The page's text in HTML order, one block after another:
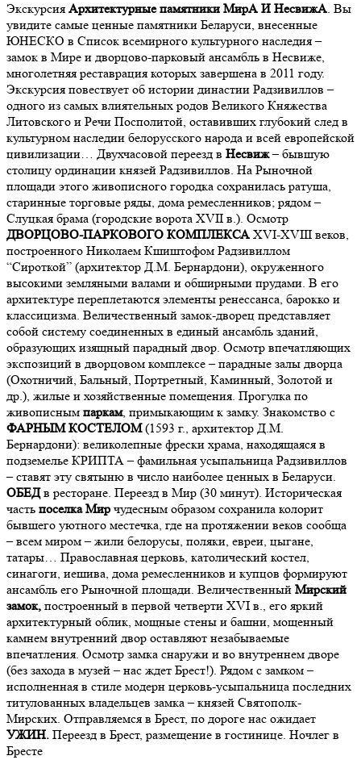
Экскурсия Архитектурные памятники МирА И НесвижА. Вы
увидите самые ценные памятники Беларуси, внесенные
ЮНЕСКО в Список всемирного культурного наследия –
замок в Мире и дворцово-парковый ансамбль в Несвиже,
многолетняя реставрация которых завершена в 2011 году.
Экскурсия повествует об истории династии Радзивиллов –
одного из самых влиятельных родов Великого Княжества
Литовского и Речи Посполитой, оставивших глубокий след в
культурном наследии белорусского народа и всей европейской
цивилизации… Двухчасовой переезд в Несвиж– бывшую
столицу ординации князей Радзивиллов. На Рыночной
площади этого живописного городка сохранилась ратуша,
старинные торговые ряды, дома ремесленников; рядом –
Слуцкая брама (городские ворота XVII в.). Осмотр
ДВОРЦОВО-ПАРКОВОГО КОМПЛЕКСА XVI-XVIII веков,
построенного Николаем Кшиштофом Радзивиллом
“Сироткой” (архитектор Д.М. Бернардони), окруженного
высокими земляными валами и обширными прудами. В его
архитектуре переплетаются элементы ренессанса, барокко и
классицизма. Величественный замок-дворец представляет
собой систему соединенных в единый ансамбль зданий,
образующих изящный парадный двор. Осмотр впечатляющих
экспозиций в дворцовом комплексе – парадные залы дворца
(Охотничий, Бальный, Портретный, Каминный, Золотой и
др.), жилые и хозяйственные помещения. Прогулка по
живописным паркам, примыкающим к замку. Знакомство с
ФАРНЫМ КОСТЕЛОМ(1593 г., архитектор Д.М.
Бернардони): великолепные фрески храма, находящаяся в
подземелье КРИПТА – фамильная усыпальница Радзивиллов
– ставят эту святыню в число наиболее ценных в Беларуси.
ОБЕДв ресторане. Переезд в Мир (30 минут). Историческая
часть поселка Мир чудесным образом сохранила колорит
бывшего уютного местечка, где на протяжении веков сообща
– всем миром – жили белорусы, поляки, евреи, цыгане,
татары… Православная церковь, католический костел,
синагоги, иешива, дома ремесленников и купцов формируют
ансамбль его Рыночной площади. Величественный Мирский
замок, построенный в первой четверти XVI в., его яркий
архитектурный облик, мощные стены и башни, мощенный
камнем внутренний двор оставляют незабываемые
впечатления. Осмотр замка снаружи и во внутреннем дворе
(без захода в музей – нас ждет Брест!). Рядом с замком –
исполненная в стиле модерн церковь-усыпальница последних
титулованных владельцев замка – князей Святополк-
Мирских. Отправляемся в Брест, по дороге нас ожидает
УЖИН. Переезд в Брест, размещение в гостинице. Ночлег в
Бресте